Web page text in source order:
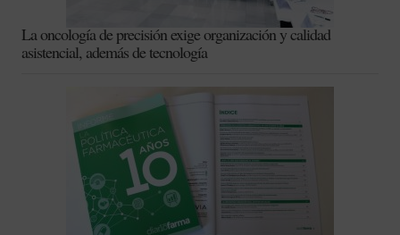
La oncología de precisión exige organización y calidad
asistencial, además de tecnología